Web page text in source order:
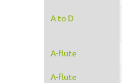
A to D
A-flute
A-flute